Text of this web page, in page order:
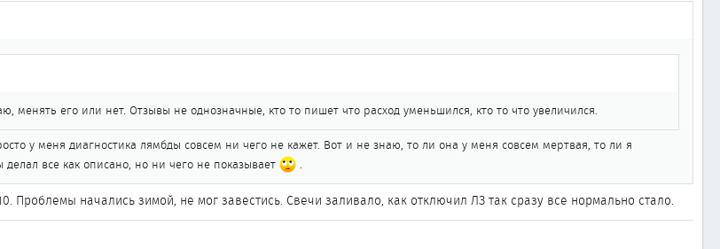
менять его или нет. Отзывы не однозначные, кто то пишет что расход уменьшился, кто то что увеличился.
у меня диагностика лямбды совсем ни чего не кажет. Вот и не знаю, то ли она у меня совсем мертвая, то ли я
все как описано, но ни чего не показывает
.
Проблемы начались зимой, не мог завестись. Свечи заливало, как отключил ЛЗ так сразу все нормально стало.